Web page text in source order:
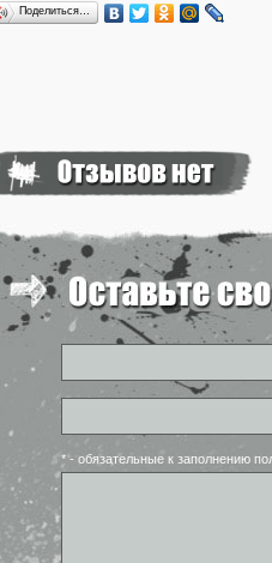
Поделиться…
* - обязательные к заполнению